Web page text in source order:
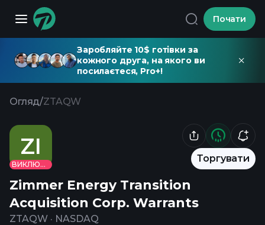
Почати
Заробляйте 10$ готівки за
кожного друга, на якого ви
посилаєтеся, Pro+!
Огляд/ZTAQW
ZI
ВИКЛЮЧЕНО
Торгувати
Zimmer Energy Transition
Acquisition Corp. Warrants
ZTAQW · NASDAQ